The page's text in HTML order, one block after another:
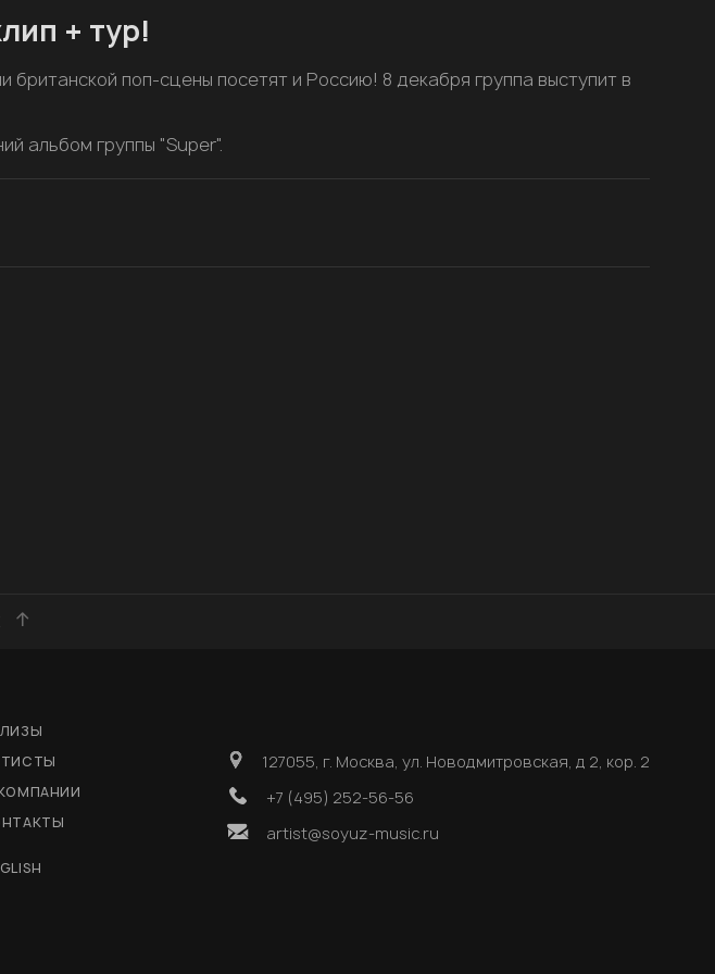
+ тур!
британской поп-сцены посетят и Россию! 8 декабря группа выступит в
альбом группы "Super".
127055, г. Москва, ул. Новодмитровская, д 2, кор. 2
+7 (495) 252-56-56
artist@soyuz-music.ru